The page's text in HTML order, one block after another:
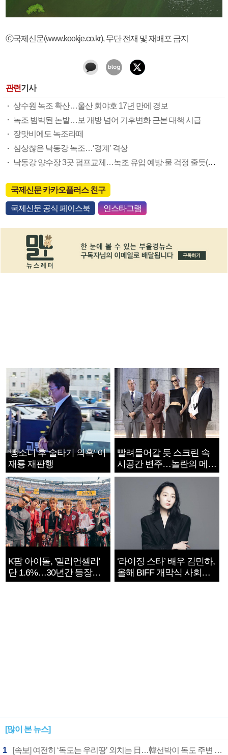
ⓒ국제신문(www.kookje.co.kr), 무단 전재 및 재배포 금지
관련기사
상수원 녹조 확산…울산 회야호 17년 만에 경보
녹조 범벅된 논밭…보 개방 넘어 기후변화 근본 대책 시급
장맛비에도 녹조라떼
심상찮은 낙동강 녹조…‘경계’ 격상
낙동강 양수장 3곳 펌프교체…녹조 유입 예방·물 걱정 줄듯(종합)
국제신문 카카오플러스 친구
국제신문 공식 페이스북 인스타그램
‘뺑소니 후 술타기 의혹’ 이
재룡 재판행
빨려들어갈 듯 스크린 속
시공간 변주…놀란의 메시
지는 ‘전쟁 속죄’
K팝 아이돌, '밀리언셀러'
단 1.6%…30년간 등장
1182개팀 전수조사
‘라이징 스타’ 배우 김민하,
올해 BIFF 개막식 사회자
확정
[많이 본 뉴스]
1 [속보] 여전히 ‘독도는 우리땅’ 외치는 日…韓선박이 독도 주변 해양조사 활동하자 반발